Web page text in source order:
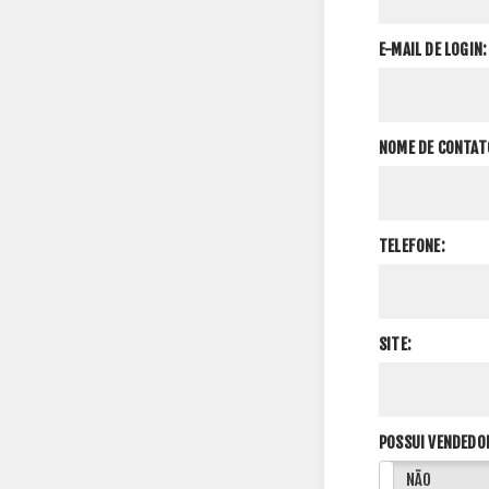
E-MAIL DE LOGIN:
NOME DE
TELEFONE:
SITE:
POSSUI
NÃO